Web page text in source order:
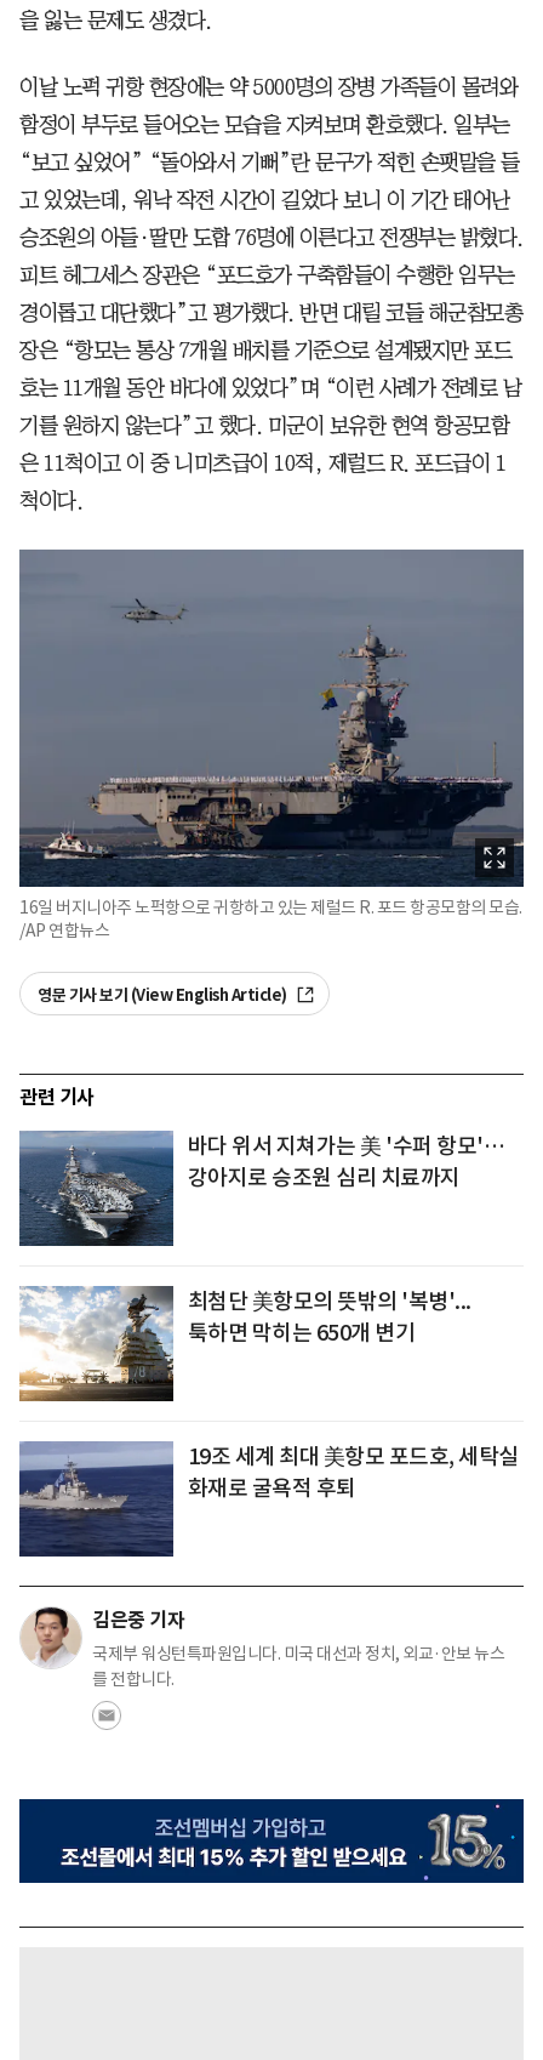
을 잃는 문제도 생겼다.
이날 노퍽 귀항 현장에는 약 5000명의 장병 가족들이 몰려와
함정이 부두로 들어오는 모습을 지켜보며 환호했다. 일부는
“보고 싶었어” “돌아와서 기뻐”란 문구가 적힌 손팻말을 들
고 있었는데, 워낙 작전 시간이 길었다 보니 이 기간 태어난
승조원의 아들·딸만 도합 76명에 이른다고 전쟁부는 밝혔다.
피트 헤그세스 장관은 “포드호가 구축함들이 수행한 임무는
경이롭고 대단했다”고 평가했다. 반면 대릴 코들 해군참모총
장은 “항모는 통상 7개월 배치를 기준으로 설계됐지만 포드
호는 11개월 동안 바다에 있었다”며 “이런 사례가 전례로 남
기를 원하지 않는다”고 했다. 미군이 보유한 현역 항공모함
은 11척이고 이 중 니미츠급이 10적, 제럴드 R. 포드급이 1
척이다.
16일 버지니아주 노퍽항으로 귀항하고 있는 제럴드 R. 포드 항공모함의 모습.
/AP 연합뉴스
영문 기사 보기 (View English Article)
관련 기사
바다 위서 지쳐가는 美 '수퍼 항모'…
강아지로 승조원 심리 치료까지
최첨단 美항모의 뜻밖의 '복병'...
툭하면 막히는 650개 변기
19조 세계 최대 美항모 포드호, 세탁실
화재로 굴욕적 후퇴
김은중 기자
국제부 워싱턴특파원입니다. 미국 대선과 정치, 외교·안보 뉴스
를 전합니다.